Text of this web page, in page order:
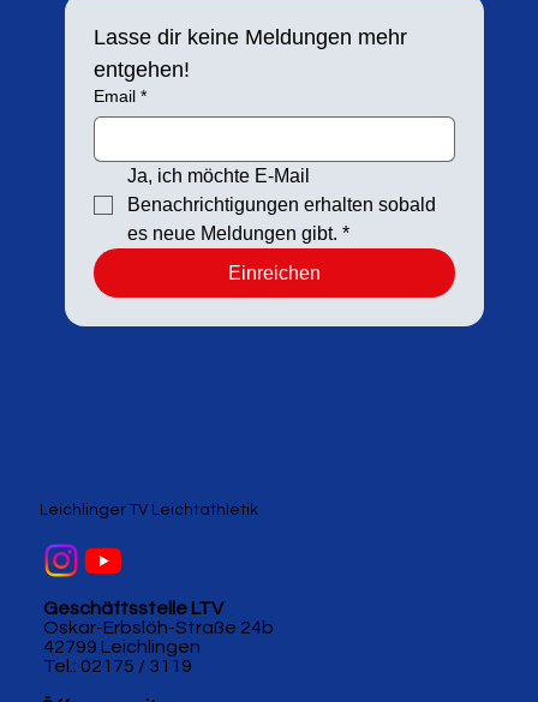
Lasse dir keine Meldungen mehr
entgehen!
Email *
Ja, ich möchte E-Mail
Benachrichtigungen erhalten sobald
es neue Meldungen gibt. *
Einreichen
Geschäftsstelle LTV
Oskar-Erbslöh-Straße 24b
42799 Leichlingen
Tel.: 02175 / 3119
Leichlinger TV Leichtathletik